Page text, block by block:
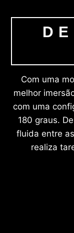
Com uma
melhor
com uma
180 graus.
fluida entre
realiza